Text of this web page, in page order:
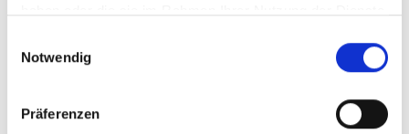
Notwendig
Präferenzen
Preis auf Anfrage
From Factor: 1U, Position: Right Slot UIO, Motherboard